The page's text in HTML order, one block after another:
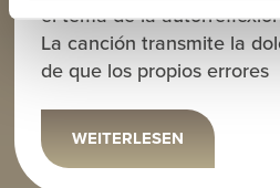
el tema de la
La canción transmite la
de que los propios errores
WEITERLESEN